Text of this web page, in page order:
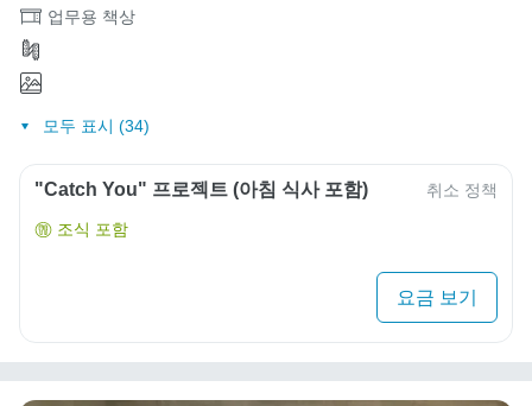
업무용 책상
모두 표시 (34)
"Catch You" 프로젝트 (아침 식사 포함) 취소 정책
조식 포함
요금 보기